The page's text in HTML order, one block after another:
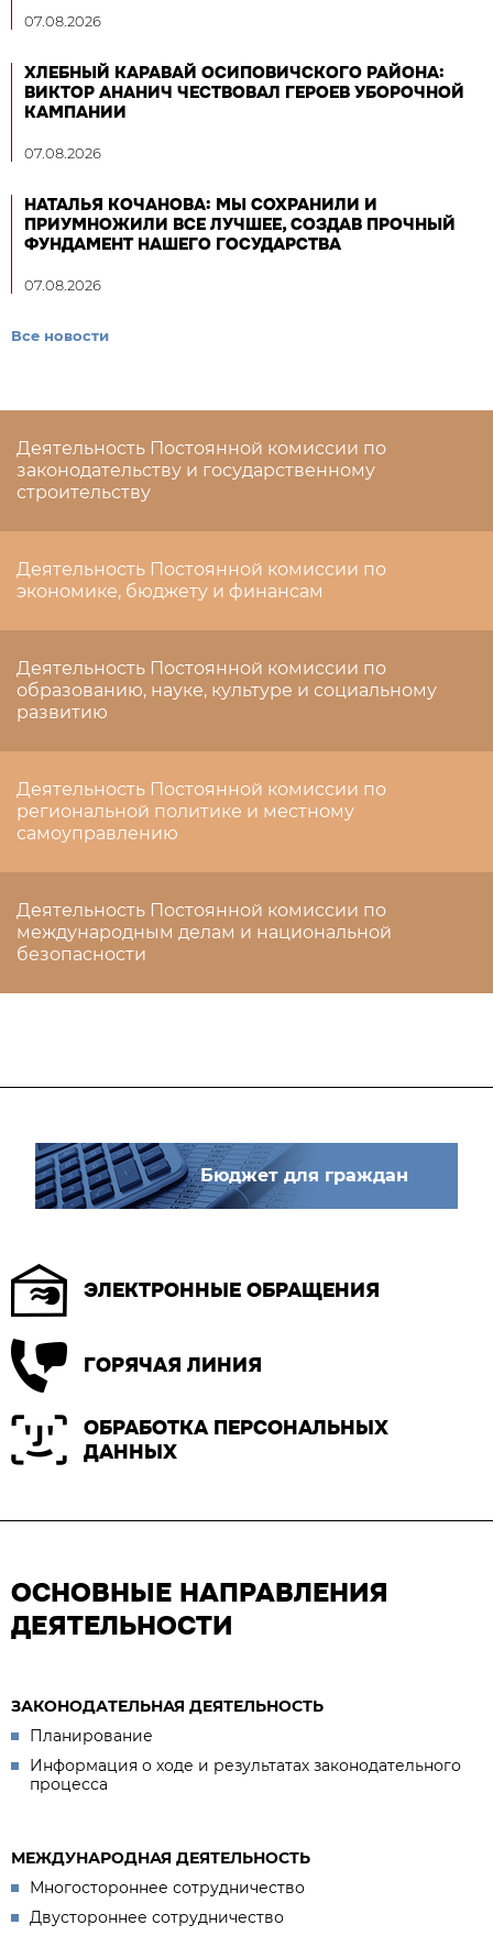
07.08.2026
ХЛЕБНЫЙ КАРАВАЙ ОСИПОВИЧСКОГО РАЙОНА:
ВИКТОР АНАНИЧ ЧЕСТВОВАЛ ГЕРОЕВ УБОРОЧНОЙ
КАМПАНИИ
07.08.2026
НАТАЛЬЯ КОЧАНОВА: МЫ СОХРАНИЛИ И
ПРИУМНОЖИЛИ ВСЕ ЛУЧШЕЕ, СОЗДАВ ПРОЧНЫЙ
ФУНДАМЕНТ НАШЕГО ГОСУДАРСТВА
07.08.2026
Все новости
Деятельность Постоянной комиссии по
законодательству и государственному
строительству
Деятельность Постоянной комиссии по
экономике, бюджету и финансам
Деятельность Постоянной комиссии по
образованию, науке, культуре и социальному
развитию
Деятельность Постоянной комиссии по
региональной политике и местному
самоуправлению
Деятельность Постоянной комиссии по
международным делам и национальной
безопасности
Бюджет для граждан
ЭЛЕКТРОННЫЕ ОБРАЩЕНИЯ
ГОРЯЧАЯ ЛИНИЯ
ОБРАБОТКА ПЕРСОНАЛЬНЫХ
ДАННЫХ
ОСНОВНЫЕ НАПРАВЛЕНИЯ
ДЕЯТЕЛЬНОСТИ
ЗАКОНОДАТЕЛЬНАЯ ДЕЯТЕЛЬНОСТЬ
Планирование
Информация о ходе и результатах законодательного
процесса
МЕЖДУНАРОДНАЯ ДЕЯТЕЛЬНОСТЬ
Многостороннее сотрудничество
Двустороннее сотрудничество